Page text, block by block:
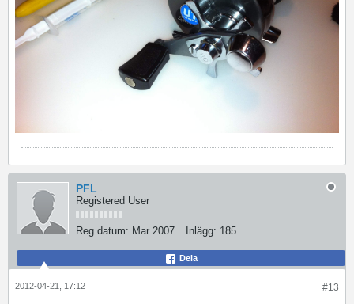
PFL
Registered User
Reg.datum: Mar 2007 Inlägg: 185
Dela
#13
2012-04-21, 17:12